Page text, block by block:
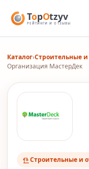
Каталог›Строительные
Организация МастерДек
Строительные и